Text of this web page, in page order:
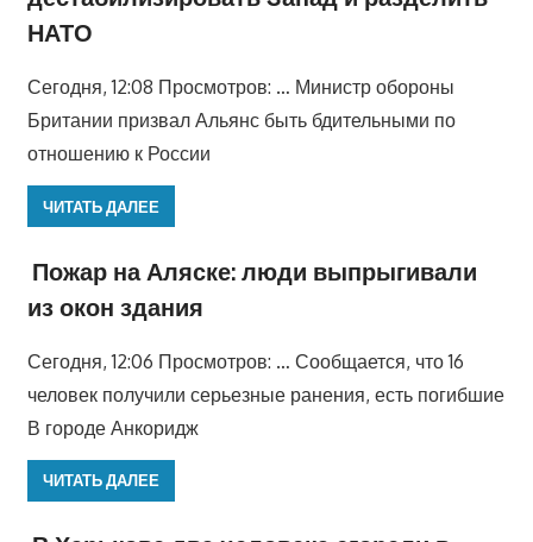
НАТО
Сегодня, 12:08 Просмотров: … Министр обороны
Британии призвал Альянс быть бдительными по
отношению к России
ЧИТАТЬ ДАЛЕЕ
Пожар на Аляске: люди выпрыгивали
из окон здания
Сегодня, 12:06 Просмотров: … Сообщается, что 16
человек получили серьезные ранения, есть погибшие
В городе Анкоридж
ЧИТАТЬ ДАЛЕЕ